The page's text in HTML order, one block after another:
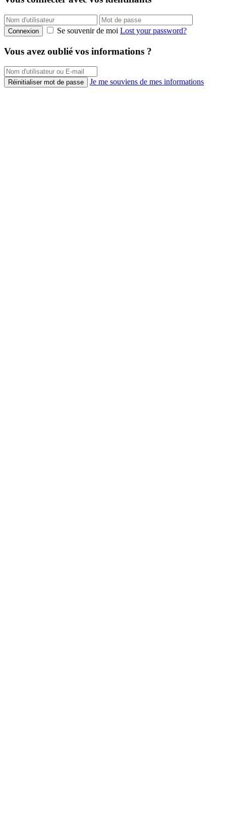
Connexion Se souvenir de moi Lost your password?
Vous avez oublié vos informations ?
Réinitialiser mot de passe Je me souviens de mes informations